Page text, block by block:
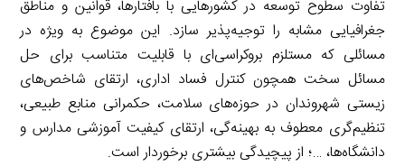
تفاوت سطوح توسعه در کشورهایی با بافتارها، قوانین و مناطق
جغرافیایی مشابه را توجیه‌پذیر سازد. این موضوع به ویژه در
مسائلی که مستلزم بروکراسی‌ای با قابلیت متناسب برای حل
مسائل سخت همچون کنترل فساد اداری، ارتقای شاخص‌های
زیستی شهروندان در حوزه‌های سلامت، حکمرانی منابع طبیعی،
تنظیم‌گری معطوف به بهینه‌گی، ارتقای کیفیت آموزشی مدارس و
دانشگاه‌ها، …؛ از پیچیدگی بیشتری برخوردار است.